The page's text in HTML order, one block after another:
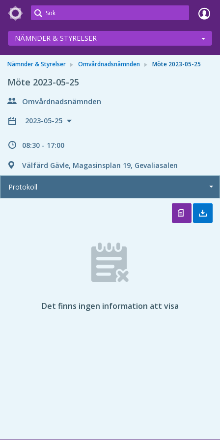
Meetings+
NÄMNDER & STYRELSER
Nämnder & Styrelser Omvårdnadsnämnden Möte 2023-05-25
Möte 2023-05-25
Omvårdnadsnämnden
2023-05-25
08:30 - 17:00
Välfärd Gävle, Magasinsplan 19, Gevaliasalen
Protokoll
Det finns ingen information att visa